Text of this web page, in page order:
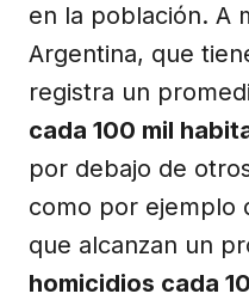
en la población. A
Argentina, que
registra un
cada 100 mil
por debajo de
como por ejemplo
que alcanzan un
homicidios cada